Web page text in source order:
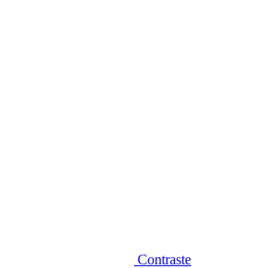
Contraste